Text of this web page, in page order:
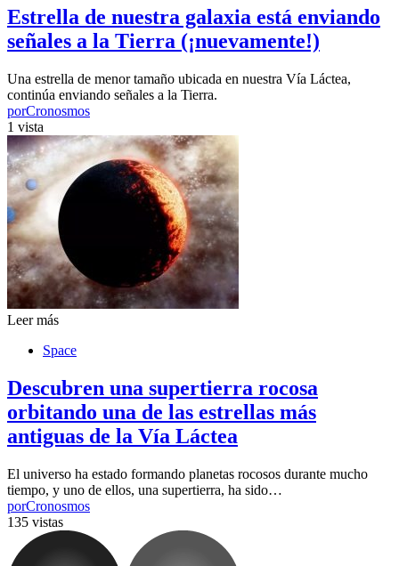
Estrella de nuestra galaxia está enviando
señales a la Tierra (¡nuevamente!)
Una estrella de menor tamaño ubicada en nuestra Vía Láctea,
continúa enviando señales a la Tierra.
porCronosmos
1 vista
Leer más
Space
Descubren una supertierra rocosa
orbitando una de las estrellas más
antiguas de la Vía Láctea
El universo ha estado formando planetas rocosos durante mucho
tiempo, y uno de ellos, una supertierra, ha sido…
porCronosmos
135 vistas